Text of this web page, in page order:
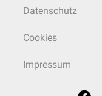
Datenschutz
Cookies
Impressum